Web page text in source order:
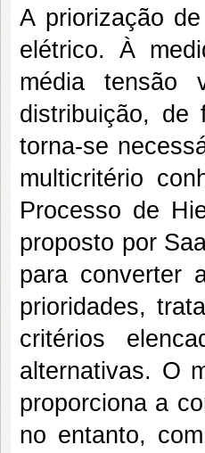
A priorização
elétrico. À
média tensão
distribuição, de
torna-se
multicritério
Processo de
proposto por
para converter
prioridades,
critérios
alternativas. O
proporciona a
no entanto,